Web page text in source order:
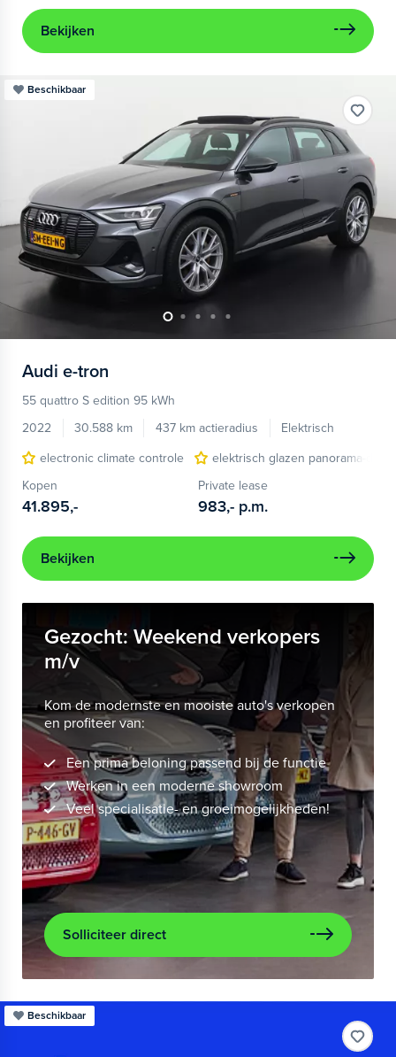
Bekijken
Beschikbaar
Audi e-tron
55 quattro S edition 95 kWh
2022
30.588 km 437 km actieradius
Elektrisch
electronic climate controle
elektrisch glazen panorama-dak
Kopen
41.895,-
Private lease
983,- p.m.
Bekijken
Gezocht: Weekend verkopers
m/v
Kom de modernste en mooiste auto's verkopen
en profiteer van:
Een prima beloning passend bij de functie
Werken in een moderne showroom
Veel specialisatie- en groeimogelijkheden!
Solliciteer direct
Beschikbaar